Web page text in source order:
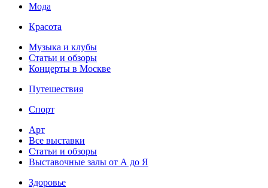
Мода
Красота
Музыка и клубы
Статьи и обзоры
Концерты в Москве
Путешествия
Спорт
Арт
Все выставки
Статьи и обзоры
Выставочные залы от А до Я
Здоровье